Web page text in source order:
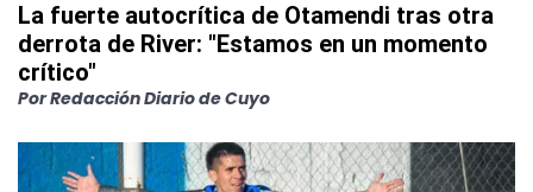
La fuerte autocrítica de Otamendi tras otra
derrota de River: "Estamos en un momento
crítico"
PorRedacción Diario de Cuyo